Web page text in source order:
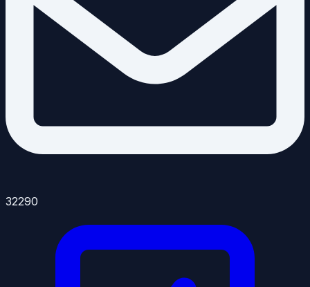
32290